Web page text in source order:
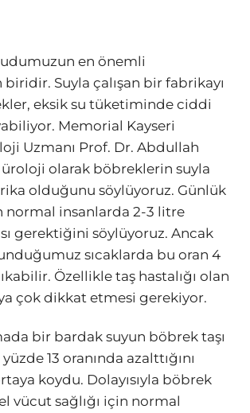
en önemli
Suyla çalışan bir fabrikayı
eksik su tüketiminde ciddi
Memorial Kayseri
Uzmanı Prof. Dr. Abdullah
üroloji olarak böbreklerin suyla
olduğunu söylüyoruz. Günlük
insanlarda 2-3 litre
gerektiğini söylüyoruz. Ancak
sıcaklarda bu oran 4
Özellikle taş hastalığı olan
çok dikkat etmesi gerekiyor.
bir bardak suyun böbrek taşı
13 oranında azalttığını
koydu. Dolayısıyla böbrek
vücut sağlığı için normal